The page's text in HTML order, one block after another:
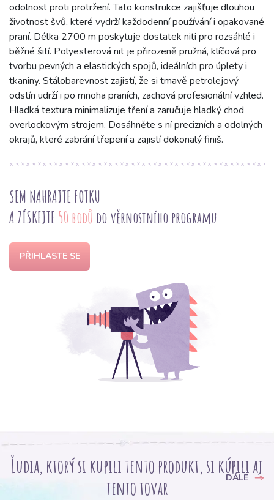
odolnost proti protržení. Tato konstrukce zajišťuje dlouhou
životnost švů, které vydrží každodenní používání i opakované
praní. Délka 2700 m poskytuje dostatek niti pro rozsáhlé i
běžné šití. Polyesterová nit je přirozeně pružná, klíčová pro
tvorbu pevných a elastických spojů, ideálních pro úplety i
tkaniny. Stálobarevnost zajistí, že si tmavě petrolejový
odstín udrží i po mnoha praních, zachová profesionální vzhled.
Hladká textura minimalizuje tření a zaručuje hladký chod
overlockovým strojem. Dosáhněte s ní precizních a odolných
okrajů, které zabrání třepení a zajistí dokonalý finiš.
SEM NAHRAJTE FOTKU
A ZÍSKEJTE 50 bodů do věrnostního programu
PŘIHLASTE SE
Ľudia, ktorý si kupili tento produkt, si kúpili aj
tento tovar
DÁLE